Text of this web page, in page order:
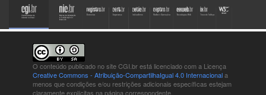
O conteúdo publicado no site CGI.br está licenciado com a Licença
Creative Commons - Atribuição-CompartilhaIgual 4.0 Internacionala
menos que condições e/ou restrições adicionais específicas estejam
claramente explícitas na página correspondente.